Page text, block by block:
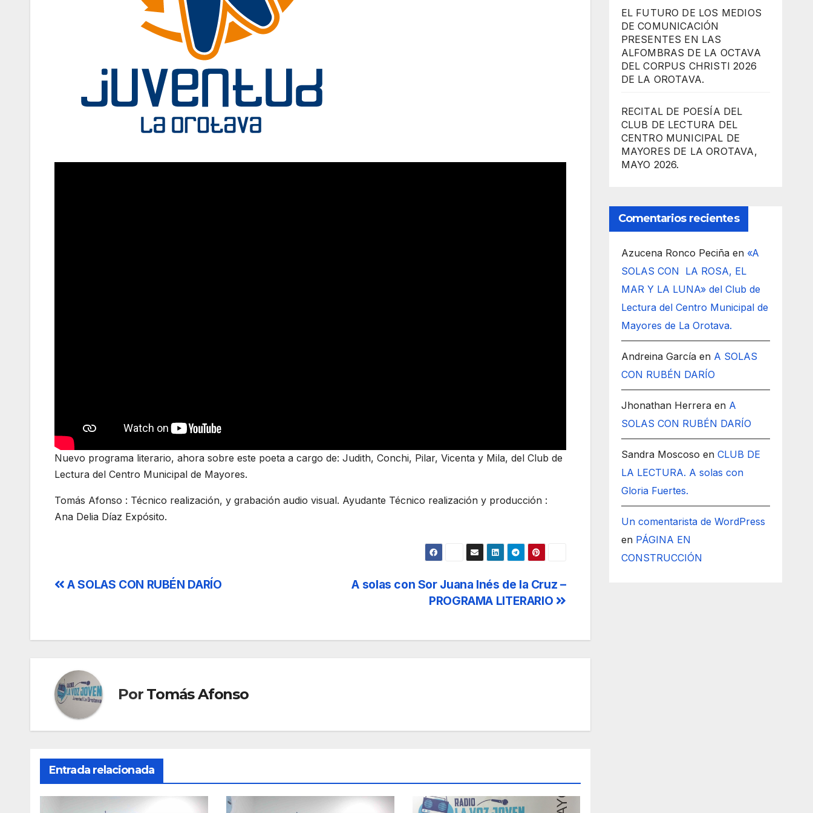
Nuevo programa literario, ahora sobre este poeta a cargo de: Judith, Conchi, Pilar, Vicenta y Mila, del Club de
Lectura del Centro Municipal de Mayores.
Tomás Afonso : Técnico realización, y grabación audio visual. Ayudante Técnico realización y producción :
Ana Delia Díaz Expósito.
Navegación
entradas
A solas con Sor Juana Inés de la Cruz –
PROGRAMA LITERARIO
A SOLAS CON RUBÉN DARÍO
Por Tomás Afonso
Entrada relacionada
EL FUTURO DE LOS MEDIOS
DE COMUNICACIÓN
PRESENTES EN LAS
ALFOMBRAS DE LA OCTAVA
DEL CORPUS CHRISTI 2026
DE LA OROTAVA.
RECITAL DE POESÍA DEL
CLUB DE LECTURA DEL
CENTRO MUNICIPAL DE
MAYORES DE LA OROTAVA,
MAYO 2026.
Comentarios recientes
Azucena Ronco Peciñaen «A
SOLAS CON LA ROSA, EL
MAR Y LA LUNA» del Club de
Lectura del Centro Municipal de
Mayores de La Orotava.
Andreina Garcíaen A SOLAS
CON RUBÉN DARÍO
Jhonathan Herreraen A
SOLAS CON RUBÉN DARÍO
Sandra Moscoso en CLUB DE
LA LECTURA. A solas con
Gloria Fuertes.
Un comentarista de WordPress
en PÁGINA EN
CONSTRUCCIÓN